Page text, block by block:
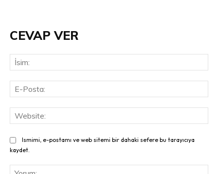
CEVAP VER
Ismimi, e-postamı ve web sitemi bir dahaki sefere bu tarayıcıya
kaydet.